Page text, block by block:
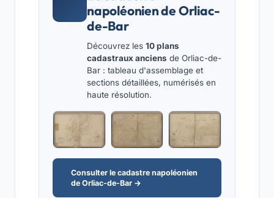
napoléonien de Orliac-
de-Bar
Découvrez les 10 plans
cadastraux anciens de Orliac-de-
Bar : tableau d'assemblage et
sections détaillées, numérisés en
haute résolution.
Consulter le cadastre napoléonien
de Orliac-de-Bar →